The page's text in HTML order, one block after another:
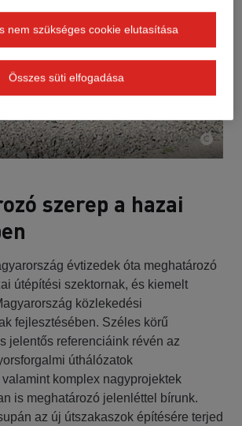
szerep a hazai
évtizedek óta meghatározó
útépítési szektornak, és kiemelt
közlekedési
fejlesztésében. Széles körű
jelentős referenciáink révén az
úthálózatok
komplex nagyprojektek
is meghatározó jelenléttel bírunk.
az új útszakaszok építésére terjed
nem szükséges cookie elutasítása
Összes süti elfogadása